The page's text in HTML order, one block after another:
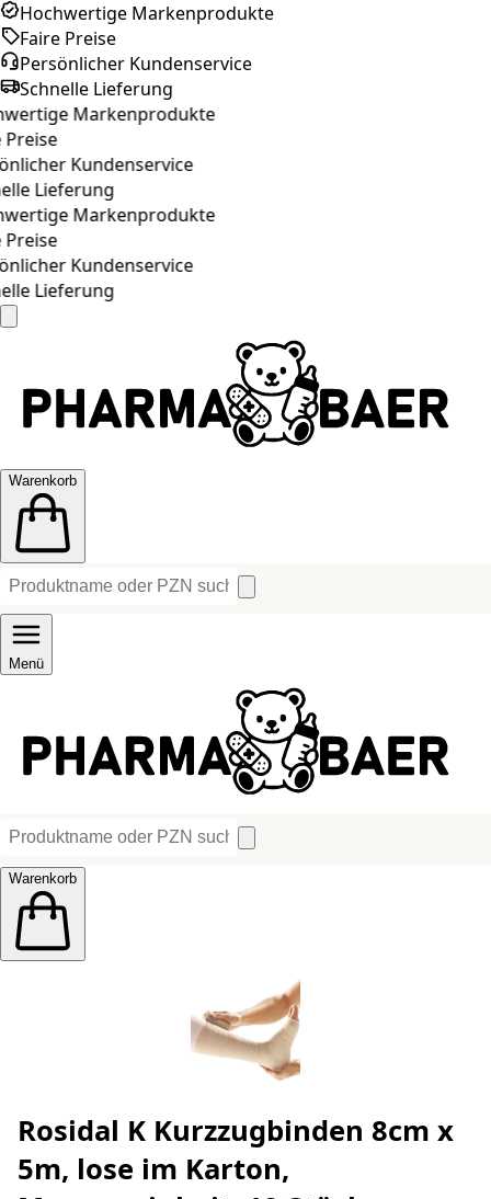
Hochwertige Markenprodukte
Faire Preise
Persönlicher Kundenservice
Schnelle Lieferung
Markenprodukte
Kundenservice
Lieferung
Markenprodukte
Kundenservice
Lieferung
Warenkorb
Menü
Warenkorb
Rosidal K Kurzzugbinden 8cm x
5m, lose im Karton,